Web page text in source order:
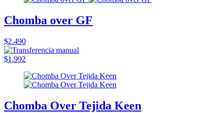
Chomba over GF
$2.490
$1.992
Chomba Over Tejida Keen